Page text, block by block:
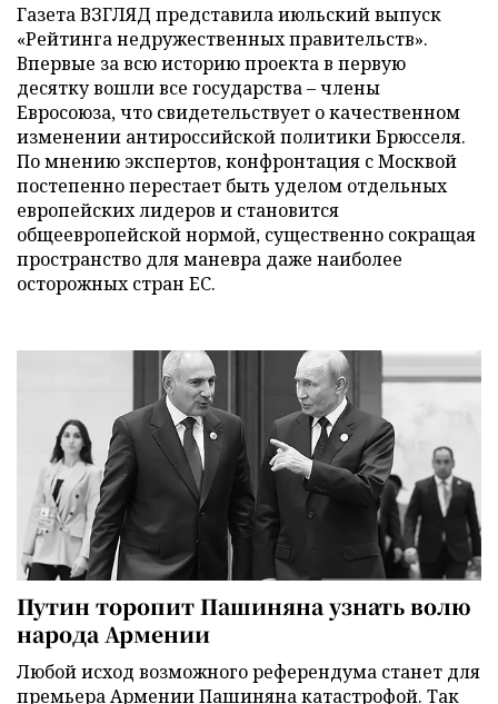
Газета ВЗГЛЯД представила июльский выпуск
«Рейтинга недружественных правительств».
Впервые за всю историю проекта в первую
десятку вошли все государства – члены
Евросоюза, что свидетельствует о качественном
изменении антироссийской политики Брюсселя.
По мнению экспертов, конфронтация с Москвой
постепенно перестает быть уделом отдельных
европейских лидеров и становится
общеевропейской нормой, существенно сокращая
пространство для маневра даже наиболее
осторожных стран ЕС.
Путин торопит Пашиняна узнать волю
народа Армении
Любой исход возможного референдума станет для
премьера Армении Пашиняна катастрофой. Так